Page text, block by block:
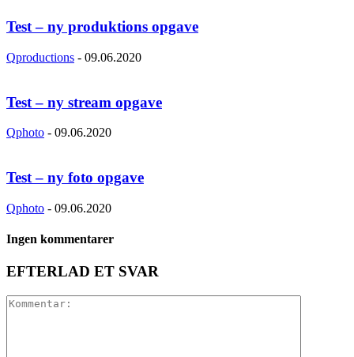
Test – ny produktions opgave
Qproductions - 09.06.2020
Test – ny stream opgave
Qphoto - 09.06.2020
Test – ny foto opgave
Qphoto - 09.06.2020
Ingen kommentarer
EFTERLAD ET SVAR